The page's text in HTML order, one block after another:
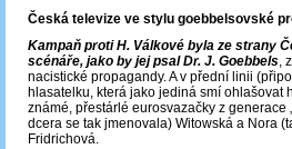
Česká televize ve stylu goebbelsovské
Kampaň proti H. Válkové byla ze strany
scénáře, jako by jej psal Dr. J. Goebbels,
nacistické propagandy. A v přední linii
hlasatelku, která jako jediná smí ohlašovat
známé, přestárlé eurosvazačky z generace
dcera se tak jmenovala) Witowská a Nora
Fridrichová.